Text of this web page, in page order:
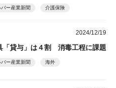
バー産業新聞 介護保険
2024/12/19
「貸与」は４割 消毒工程に課題
バー産業新聞 海外